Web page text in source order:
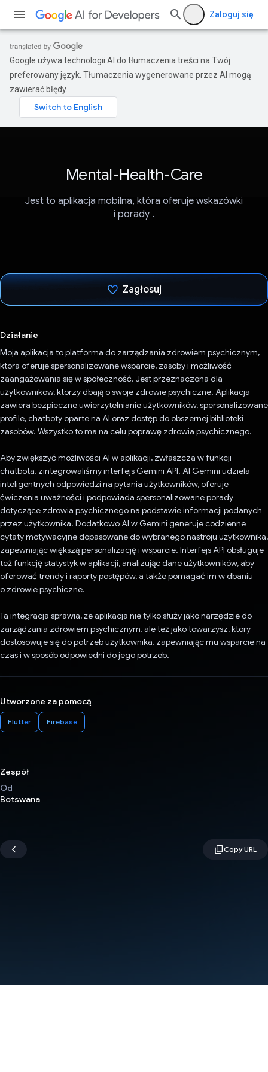
Zaloguj się
Google używa technologii AI do tłumaczenia treści na Twój
preferowany język. Tłumaczenia wygenerowane przez AI mogą
zawierać błędy.
Mental-Health-Care
Jest to aplikacja mobilna, która oferuje wskazówki
i porady .
Zagłosuj
Działanie
Moja aplikacja to platforma do zarządzania zdrowiem psychicznym,
która oferuje spersonalizowane wsparcie, zasoby i możliwość
zaangażowania się w społeczność. Jest przeznaczona dla
użytkowników, którzy dbają o swoje zdrowie psychiczne. Aplikacja
zawiera bezpieczne uwierzytelnianie użytkowników, spersonalizowane
profile, chatboty oparte na AI oraz dostęp do obszernej biblioteki
zasobów. Wszystko to ma na celu poprawę zdrowia psychicznego.
Aby zwiększyć możliwości AI w aplikacji, zwłaszcza w funkcji
chatbota, zintegrowaliśmy interfejs Gemini API. AI Gemini udziela
inteligentnych odpowiedzi na pytania użytkowników, oferuje
ćwiczenia uważności i podpowiada spersonalizowane porady
dotyczące zdrowia psychicznego na podstawie informacji podanych
przez użytkownika. Dodatkowo AI w Gemini generuje codzienne
cytaty motywacyjne dopasowane do wybranego nastroju użytkownika,
zapewniając większą personalizację i wsparcie. Interfejs API obsługuje
też funkcję statystyk w aplikacji, analizując dane użytkowników, aby
oferować trendy i raporty postępów, a także pomagać im w dbaniu
o zdrowie psychiczne.
Ta integracja sprawia, że aplikacja nie tylko służy jako narzędzie do
zarządzania zdrowiem psychicznym, ale też jako towarzysz, który
dostosowuje się do potrzeb użytkownika, zapewniając mu wsparcie na
czas i w sposób odpowiedni do jego potrzeb.
Utworzone za pomocą
Flutter Firebase
Zespół
Od
Botswana